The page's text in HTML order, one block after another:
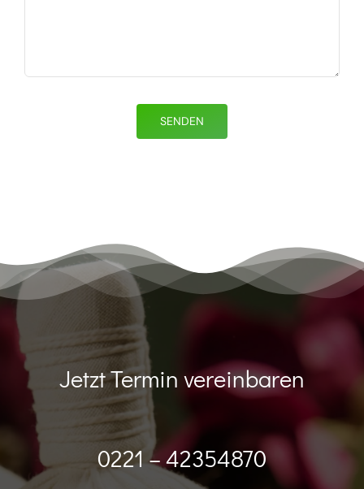
SENDEN
Jetzt Termin vereinbaren
0221 – 42354870